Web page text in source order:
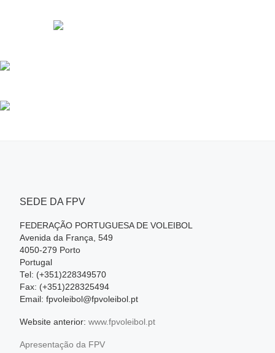
SEDE DA FPV
FEDERAÇÃO PORTUGUESA DE VOLEIBOL
Avenida da França, 549
4050-279 Porto
Portugal
Tel: (+351)228349570
Fax: (+351)228325494
Email: fpvoleibol@fpvoleibol.pt
Website anterior: www.fpvoleibol.pt
Apresentação da FPV